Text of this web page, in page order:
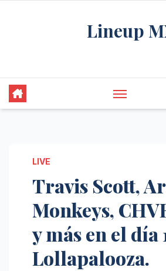
Lineup
LIVE
Travis Scott,
Monkeys,
y más en el día
Lollapalooza.